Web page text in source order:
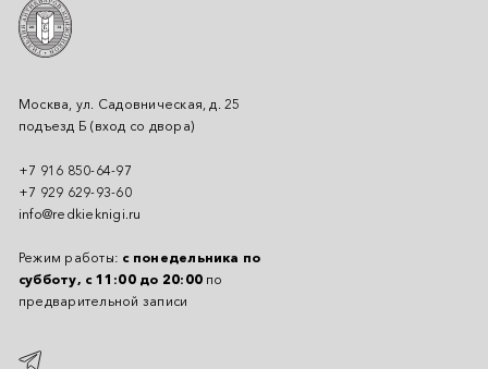
Москва, ул. Садовническая, д. 25
подъезд Б (вход со двора)
+7 916 850-64-97
+7 929 629-93-60
info@redkieknigi.ru
Режим работы: с понедельника по
субботу, с 11:00 до 20:00 по
предварительной записи